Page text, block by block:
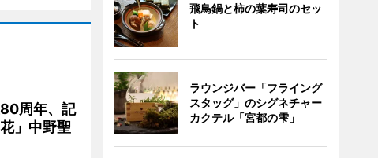
周年、記
」中野聖
飛鳥鍋と柿の葉寿司のセッ
ト
ラウンジバー「フライング
スタッグ」のシグネチャー
カクテル「宮都の雫」